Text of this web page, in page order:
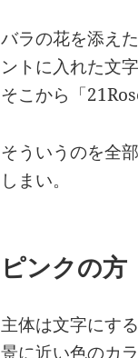
バラの花を添え
ントに入れた文
そこから「
そういうのを全
しまい。
ピンクの方
主体は文字にす
景に近い色のカ